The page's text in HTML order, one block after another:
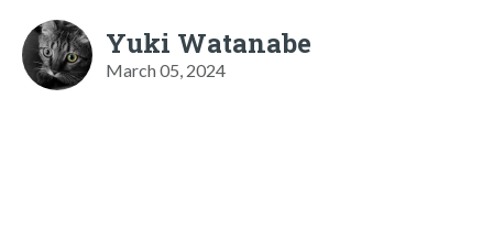
Yuki Watanabe
March 05, 2024